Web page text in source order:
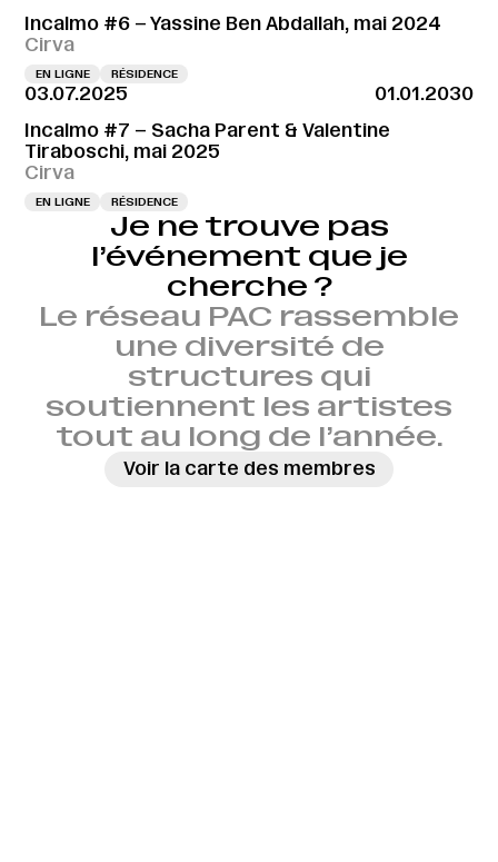
Incalmo #6 – Yassine Ben Abdallah, mai 2024
Cirva
EN LIGNE RÉSIDENCE
03.07.2025
01.01.2030
Incalmo #7 – Sacha Parent & Valentine
Tiraboschi, mai 2025
Cirva
EN LIGNE RÉSIDENCE
Je ne trouve pas
l’événement que je
cherche ?
Le réseau PAC rassemble
une diversité de
structures qui
soutiennent les artistes
tout au long de l’année.
Voir la carte des membres